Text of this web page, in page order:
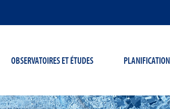
OBSERVATOIRES ET ÉTUDES